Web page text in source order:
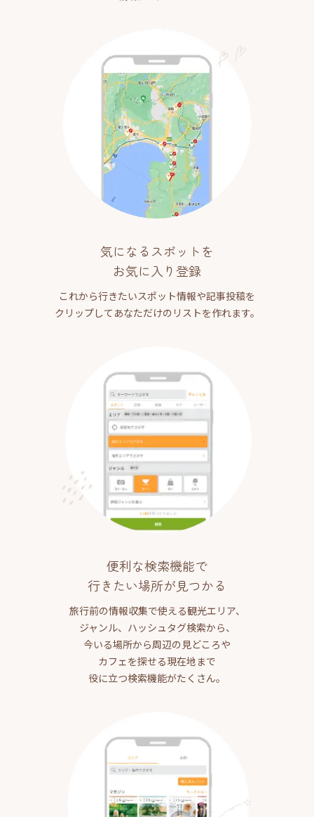
気になるスポットを
お気に入り登録
これから行きたいスポット情報や記事投稿を
クリップしてあなただけのリストを作れます。
便利な検索機能で
行きたい場所が見つかる
旅行前の情報収集で使える観光エリア、
ジャンル、ハッシュタグ検索から、
今いる場所から周辺の見どころや
カフェを探せる現在地まで
役に立つ検索機能がたくさん。